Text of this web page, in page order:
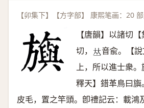
【卯集下】【方字部】 康熙笔画：20
【唐韻】以諸切
切， 𠀤音兪。【
上，所以進士衆。
釋天】錯革鳥曰
皮毛，置之竿頭。卽禮記云：載鴻